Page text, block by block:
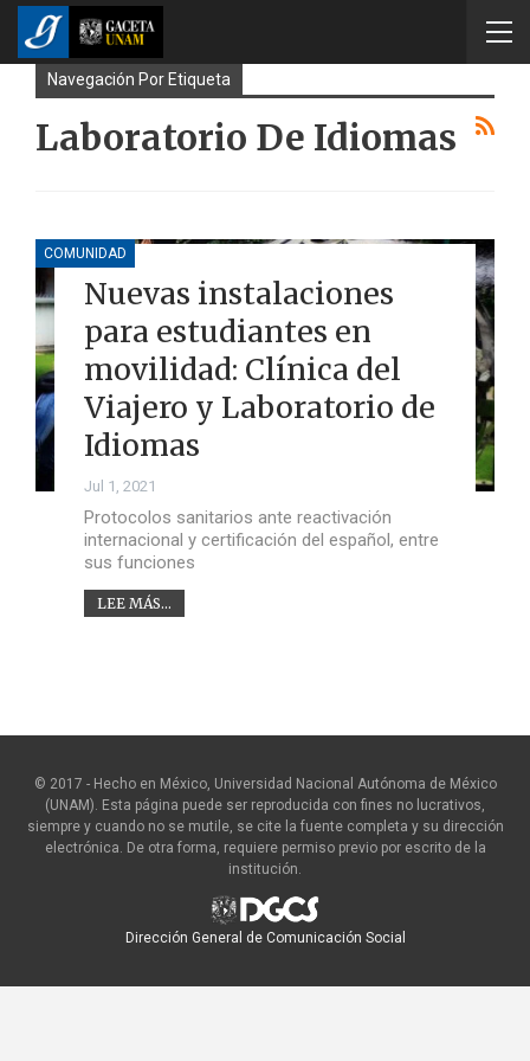
Navegación Por Etiqueta
Laboratorio De Idiomas
COMUNIDAD
Nuevas instalaciones
para estudiantes en
movilidad: Clínica del
Viajero y Laboratorio de
Idiomas
Jul 1, 2021
Protocolos sanitarios ante reactivación
internacional y certificación del español, entre
sus funciones
LEE MÁS...
© 2017 - Hecho en México, Universidad Nacional Autónoma de México
(UNAM). Esta página puede ser reproducida con fines no lucrativos,
siempre y cuando no se mutile, se cite la fuente completa y su dirección
electrónica. De otra forma, requiere permiso previo por escrito de la
institución.
Dirección General de Comunicación Social